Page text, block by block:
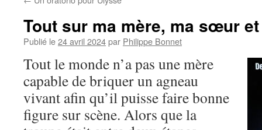
Tout sur ma mère, ma sœur
Publié le24 avril 2024par Philippe Bonnet
Tout le monde n’a pas une mère
capable de briquer un agneau
vivant afin qu’il puisse faire bonne
figure sur scène. Alors que la